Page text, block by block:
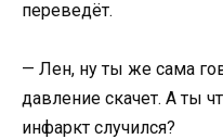
переведёт.
— Лен, ну ты же сама
давление скачет. А ты
инфаркт случился?